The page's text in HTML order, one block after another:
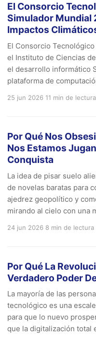
El Consorcio
Simulador Mundial
Impactos
El Consorcio
el Instituto de Ciencias
el desarrollo informático
plataforma de
25 jun 2026 11 min de lectura
Por Qué Nos
Nos Estamos
Conquista
La idea de pisar suelo
de novelas baratas para
ajedrez geopolítico y
mirando al cielo con una
24 jun 2026 8 min de lectura
Por Qué La
Verdadero Poder
La mayoría de las
tecnológico es una
para que lo nuevo
que la digitalización total